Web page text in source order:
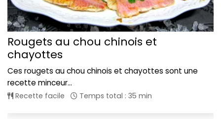
Rougets au chou chinois et
chayottes
Ces rougets au chou chinois et chayottes sont une
recette minceur...
Recette facile Temps total : 35 min